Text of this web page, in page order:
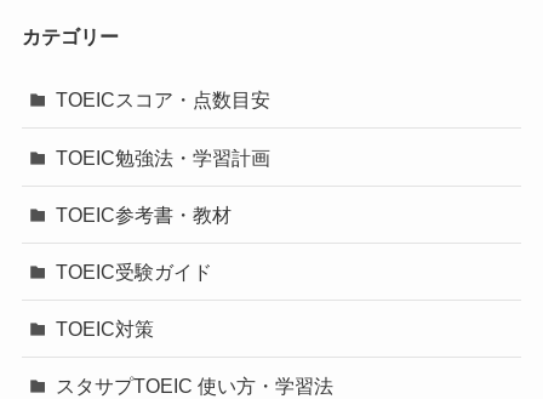
カテゴリー
TOEICスコア・点数目安
TOEIC勉強法・学習計画
TOEIC参考書・教材
TOEIC受験ガイド
TOEIC対策
スタサプTOEIC 使い方・学習法